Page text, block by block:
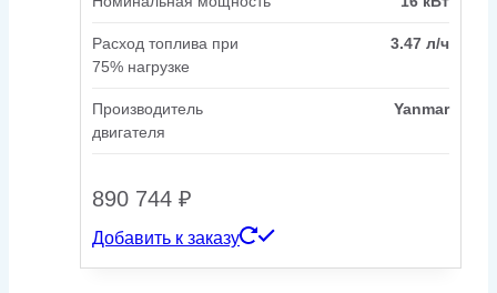
Расход топлива при
75% нагрузке
3.47 л/ч
Производитель
двигателя
Yanmar
890 744 ₽
Добавить к заказу